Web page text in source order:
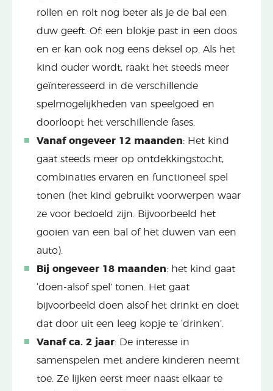
rollen en rolt nog beter als je de bal een
duw geeft. Of: een blokje past in een doos
en er kan ook nog eens deksel op. Als het
kind ouder wordt, raakt het steeds meer
geïnteresseerd in de verschillende
spelmogelijkheden van speelgoed en
doorloopt het verschillende fases.
Vanaf ongeveer 12 maanden: Het kind
gaat steeds meer op ontdekkingstocht,
combinaties ervaren en functioneel spel
tonen (het kind gebruikt voorwerpen waar
ze voor bedoeld zijn. Bijvoorbeeld het
gooien van een bal of het duwen van een
auto).
Bij ongeveer 18 maanden: het kind gaat
‘doen-alsof spel’ tonen. Het gaat
bijvoorbeeld doen alsof het drinkt en doet
dat door uit een leeg kopje te ‘drinken’.
Vanaf ca. 2 jaar: De interesse in
samenspelen met andere kinderen neemt
toe. Ze lijken eerst meer naast elkaar te